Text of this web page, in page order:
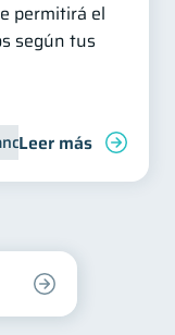
permitirá el
según tus
Finanzas
Leer más